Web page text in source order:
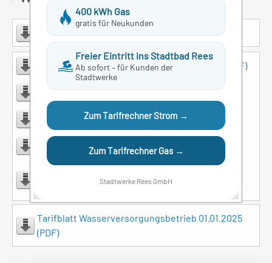
Widerruf (PDF)
Wasserversorgungsbetrieb-SEPA-Vordruck (PDF)
Inbetriebsetzungsantrag-Wasser (PDF)
Inbetriebsetzung-Wasser_online (PDF)
Antrag-auf-Wasserversorgung (PDF)
Tarifblatt Wasserversorgungsbetrieb 01.01.2025
(PDF)
400 kWh Gas
gratis für Neukunden
Freier Eintritt ins Stadtbad Rees
Ab sofort – für Kunden der
Stadtwerke
Zum Tarifrechner Strom →
Zum Tarifrechner Gas →
Stadtwerke Rees GmbH